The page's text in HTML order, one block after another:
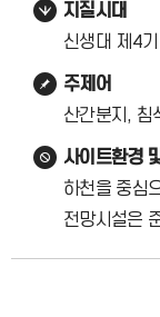
지질시대
신생대 제4
주제어
산간분지, 침
사이트환경
하천을 중심
전망시설은